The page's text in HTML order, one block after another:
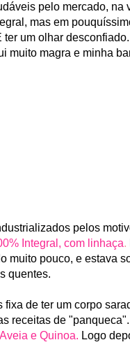
pelo mercado,
mas em
ter um olhar desconfiado.
muito magra e minha
pelos
Integral, com linhaça.
muito pouco, e estava
quentes.
de ter um corpo
receitas de
e Quinoa. Logo